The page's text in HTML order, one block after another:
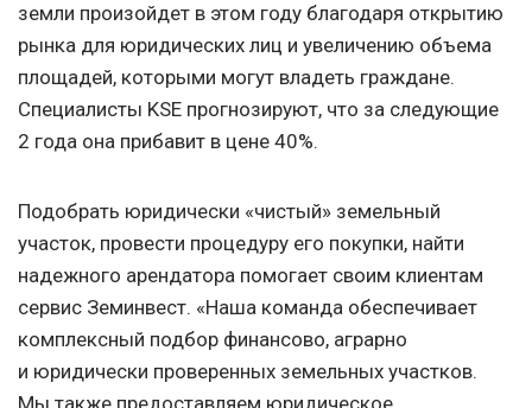
земли произойдет в этом году благодаря открытию
рынка для юридических лиц и увеличению объема
площадей, которыми могут владеть граждане.
Специалисты KSE прогнозируют, что за следующие
2 года она прибавит в цене 40%.
Подобрать юридически «чистый» земельный
участок, провести процедуру его покупки, найти
надежного арендатора помогает своим клиентам
сервис Земинвест. «Наша команда обеспечивает
комплексный подбор финансово, аграрно
и юридически проверенных земельных участков.